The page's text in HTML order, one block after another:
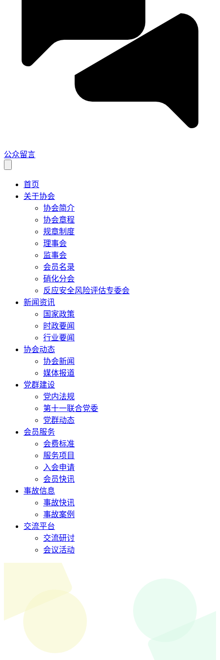
公众留言
首页
关于协会
协会简介
协会章程
规章制度
理事会
监事会
会员名录
硝化分会
反应安全风险评估专委会
新闻资讯
国家政策
时政要闻
行业要闻
协会动态
协会新闻
媒体报道
党群建设
党内法规
第十一联合党委
党群动态
会员服务
会费标准
服务项目
入会申请
会员快讯
事故信息
事故快讯
事故案例
交流平台
交流研讨
会议活动